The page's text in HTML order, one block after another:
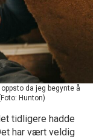
da jeg begynte å
Hunton)
tidligere hadde
har vært veldig